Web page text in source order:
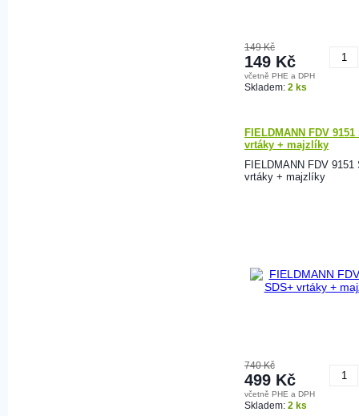
149 Kč
149 Kč
včetně PHE a DPH
Skladem: 2 ks
FIELDMANN FDV 9151
vrtáky + majzlíky
FIELDMANN FDV 9151
vrtáky + majzlíky
740 Kč
499 Kč
včetně PHE a DPH
Skladem: 2 ks